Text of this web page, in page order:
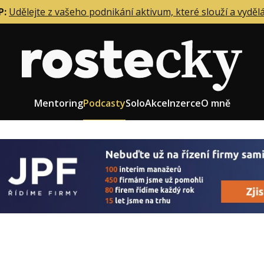
Udělejte z vašeho podnikání aktivum, které slouží a
MentoringPodcastySoloAkceInzerceO mně
firmy
zaměstnanců
Role zakladatele/CEO
Růst firmy